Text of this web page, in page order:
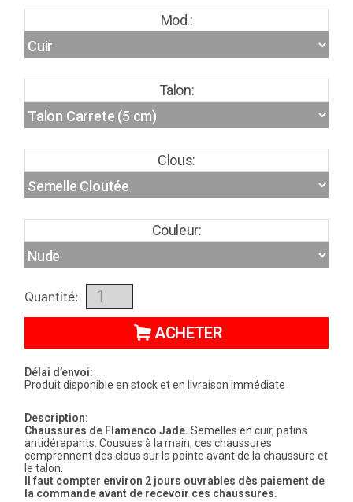
Mod.:
Talon:
Clous:
Couleur:
Quantité:
ACHETER
Délai d’envoi:
Produit disponible en stock et en livraison immédiate
Description:
Chaussures de Flamenco Jade. Semelles en cuir, patins
antidérapants. Cousues à la main, ces chaussures
comprennent des clous sur la pointe avant de la chaussure et
le talon.
Il faut compter environ 2 jours ouvrables dès paiement de
la commande avant de recevoir ces chaussures.